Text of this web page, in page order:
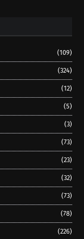
(109)
(324)
(12)
(5)
(3)
(73)
(23)
(32)
(73)
(78)
(226)